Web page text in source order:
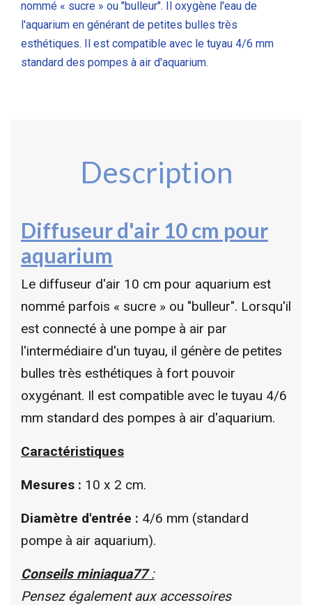
nommé « sucre » ou "bulleur". Il oxygène l'eau de
l'aquarium en générant de petites bulles très
esthétiques. Il est compatible avec le tuyau 4/6 mm
standard des pompes à air d'aquarium.
Description
Diffuseur d'air 10 cm pour
aquarium
Le diffuseur d'air 10 cm pour aquarium est
nommé parfois « sucre » ou "bulleur". Lorsqu'il
est connecté à une pompe à air par
l'intermédiaire d'un tuyau, il génère de petites
bulles très esthétiques à fort pouvoir
oxygénant. Il est compatible avec le tuyau 4/6
mm standard des pompes à air d'aquarium.
Caractéristiques
Mesures : 10 x 2 cm.
Diamètre d'entrée : 4/6 mm (standard
pompe à air aquarium).
Conseils miniaqua77:
Pensez également aux accessoires